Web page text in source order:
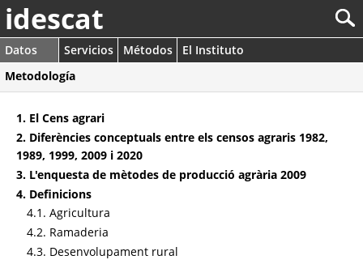
idescat
Datos Servicios Métodos
El Instituto
Metodología
1. El Cens agrari
2. Diferències conceptuals entre els censos agraris 1982,
1989, 1999, 2009 i 2020
3. L'enquesta de mètodes de producció agrària 2009
4. Definicions
4.1. Agricultura
4.2. Ramaderia
4.3. Desenvolupament rural